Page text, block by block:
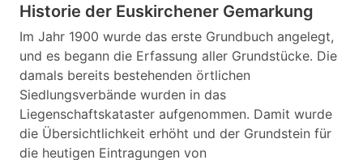
Historie der Euskirchener Gemarkung
Im Jahr 1900 wurde das erste Grundbuch angelegt,
und es begann die Erfassung aller Grundstücke. Die
damals bereits bestehenden örtlichen
Siedlungsverbände wurden in das
Liegenschaftskataster aufgenommen. Damit wurde
die Übersichtlichkeit erhöht und der Grundstein für
die heutigen Eintragungen von